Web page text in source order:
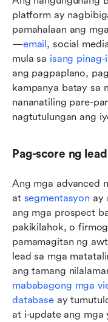
platform ay
pamahalaan ang
—email, social
mula sa isang
ang pagpaplano,
kampanya batay sa
nananatiling pare-
nagtutulungan ang
Pag-score ng
Ang mga advanced
at segmentasyon ay
ang mga prospect
pakikilahok, o
pamamagitan ng
lead sa mga
mababagong mga
database ay
at i-update ang mga